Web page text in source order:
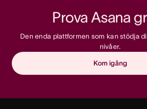
Prova Asana
Den enda plattformen som kan stödja
nivåer.
Kom igång